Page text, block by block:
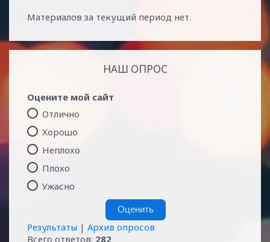
Материалов за текущий период нет.
НАШ ОПРОС
Оцените мой сайт
Отлично
Хорошо
Неплохо
Плохо
Ужасно
Результаты | Архив опросов
Всего ответов: 282